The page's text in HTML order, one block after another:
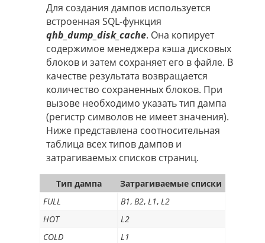
Для создания дампов используется
встроенная SQL-функция
qhb_dump_disk_cache. Она копирует
содержимое менеджера кэша дисковых
блоков и затем сохраняет его в файле. В
качестве результата возвращается
количество сохраненных блоков. При
вызове необходимо указать тип дампа
(регистр символов не имеет значения).
Ниже представлена соотносительная
таблица всех типов дампов и
затрагиваемых списков страниц.
Тип дампа
Затрагиваемые списки
FULL
B1, B2, L1, L2
HOT
L2
COLD
L1